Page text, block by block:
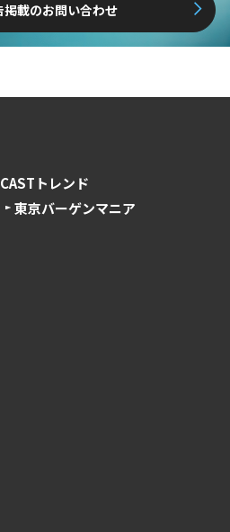
掲載のお問い合わせ
トレンド
東京バーゲンマニア